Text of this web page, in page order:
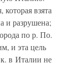
взята
и разрушена;
по р. По.
и эта цель
в Италии не